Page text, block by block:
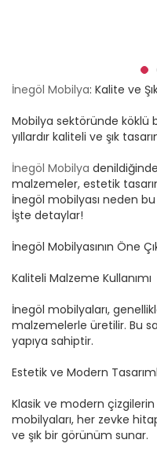
İnegöl Mobilya: Kalite ve
Mobilya sektöründe köklü
yıllardır kaliteli ve şık
İnegöl Mobilya
malzemeler, estetik
İnegöl mobilyası neden
İşte detaylar!
İnegöl Mobilyasının Öne
Kaliteli Malzeme Kullanımı
İnegöl mobilyaları,
malzemelerle üretilir. Bu
yapıya sahiptir.
Estetik ve Modern
Klasik ve modern
mobilyaları, her zevke
ve şık bir görünüm sunar.